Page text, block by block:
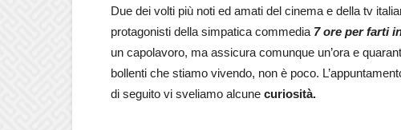
Due dei volti più noti ed amati del cinema e della tv
protagonisti della simpatica commedia 7 ore per farti
un capolavoro, ma assicura comunque un’ora e
bollenti che stiamo vivendo, non è poco.
di seguito vi sveliamo alcune curiosità.